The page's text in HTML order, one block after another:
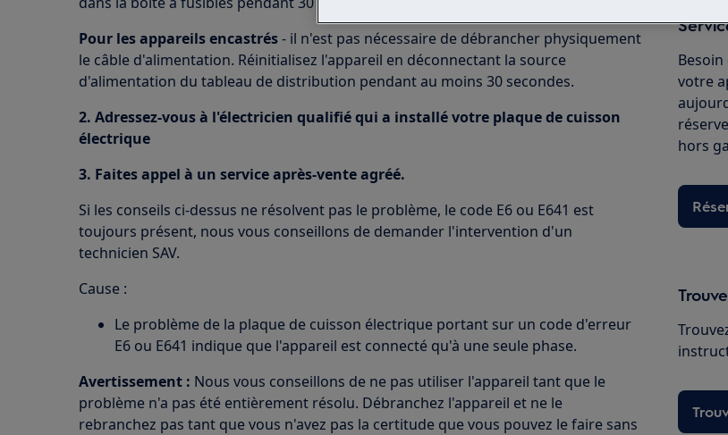
Pour les appareils encastrés- il n'est pas nécessaire de débrancher physiquement
le câble d'alimentation. Réinitialisez l'appareil en déconnectant la source
d'alimentation du tableau de distribution pendant au moins 30 secondes.
2. Adressez-vous à l'électricien qualifié qui a installé votre plaque de cuisson
électrique
3. Faites appel à un service après-vente agréé.
Si les conseils ci-dessus ne résolvent pas le problème, le code E6 ou E641 est
toujours présent, nous vous conseillons de demander l'intervention d'un
technicien SAV.
Cause :
Le problème de la plaque de cuisson électrique portant sur un code d'erreur
E6 ou E641 indique que l'appareil est connecté qu'à une seule phase.
Avertissement : Nous vous conseillons de ne pas utiliser l'appareil tant que le
problème n'a pas été entièrement résolu. Débranchez l'appareil et ne le
rebranchez pas tant que vous n'avez pas la certitude que vous pouvez le faire sans
Besoin
votre
hors